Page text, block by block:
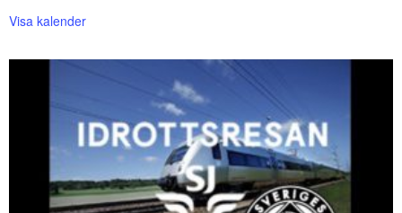
Visa kalender